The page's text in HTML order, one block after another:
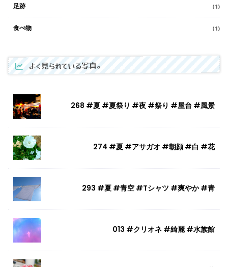
足跡 (1)
食べ物 (1)
よく見られている写真。
268 #夏 #夏祭り #夜 #祭り #屋台 #風景
274 #夏 #アサガオ #朝顔 #白 #花
293 #夏 #青空 #Tシャツ #爽やか #青
013 #クリオネ #綺麗 #水族館